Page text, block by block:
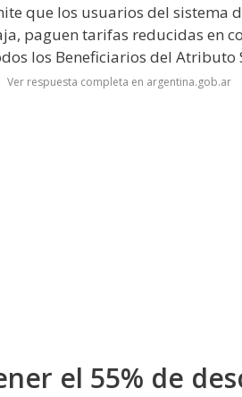
que los usuarios del sistema
paguen tarifas reducidas en
los Beneficiarios del Atributo
Ver respuesta completa en argentina.gob.ar
el 55% de